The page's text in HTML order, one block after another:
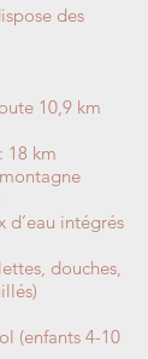
des
10,9 km
18 km
d’eau intégrés
douches,
(enfants 4-10